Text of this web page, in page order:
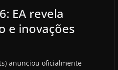
EA revela
e inovações
anunciou oficialmente